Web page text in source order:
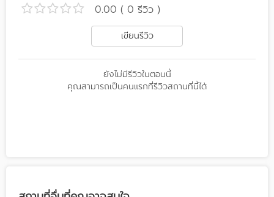
0.00 ( 0 รีวิว )
เขียนรีวิว
ยังไม่มีรีวิวในตอนนี้
คุณสามารถเป็นคนแรกที่รีวิวสถานที่นี้ได้